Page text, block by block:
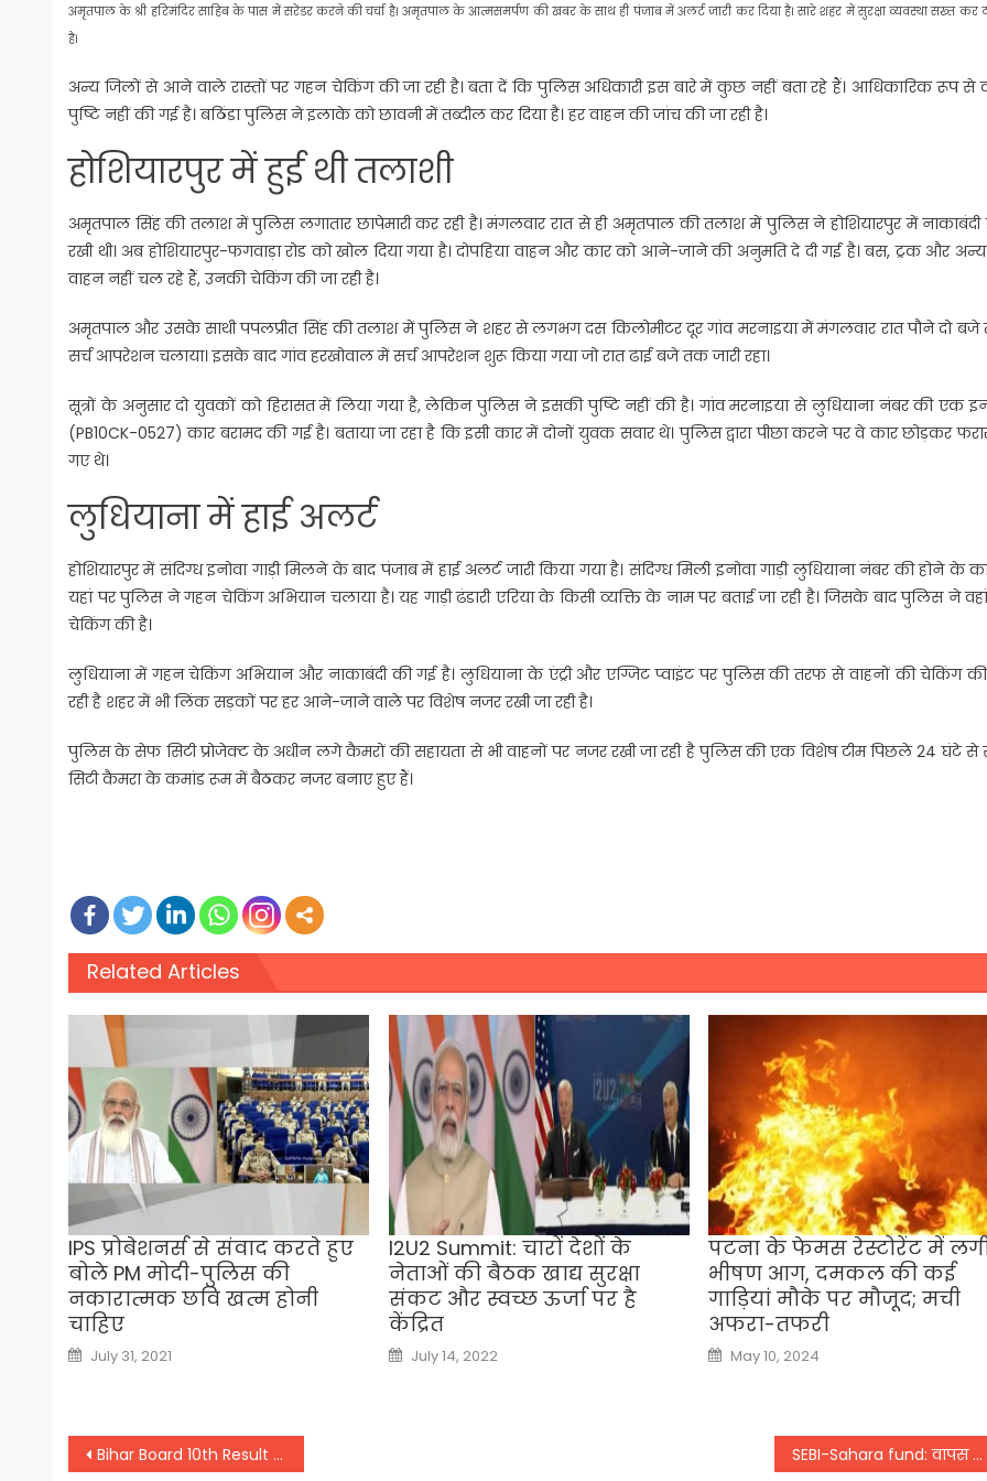
अमृतपाल के श्री हरिमंदिर साहिब के पास में सरेंडर करने की चर्चा है। अमृतपाल के आत्मसमर्पण की खबर के साथ ही पंजाब में अलर्ट जारी कर दिया है। सारे शहर में सुरक्षा व्यवस्था सख्त कर
है।
अन्य जिलों से आने वाले रास्तों पर गहन चेकिंग की जा रही है। बता दें कि पुलिस अधिकारी इस बारे में कुछ नहीं बता रहे हैं। आधिकारिक रूप से
पुष्टि नहीं की गई है। बठिंडा पुलिस ने इलाके को छावनी में तब्दील कर दिया है। हर वाहन की जांच की जा रही है।
होशियारपुर में हुई थी तलाशी
अमृतपाल सिंह की तलाश में पुलिस लगातार छापेमारी कर रही है। मंगलवार रात से ही अमृतपाल की तलाश में पुलिस ने होशियारपुर में
रखी थी। अब होशियारपुर-फगवाड़ा रोड को खोल दिया गया है। दोपहिया वाहन और कार को आने-जाने की अनुमति दे दी गई है। बस, ट्रक और
वाहन नहीं चल रहे हैं, उनकी चेकिंग की जा रही है।
अमृतपाल और उसके साथी पपलप्रीत सिंह की तलाश में पुलिस ने शहर से लगभग दस किलोमीटर दूर गांव मरनाइया में मंगलवार रात पौने दो
सर्च आपरेशन चलाया। इसके बाद गांव हरखोवाल में सर्च आपरेशन शुरू किया गया जो रात ढाई बजे तक जारी रहा।
सूत्रों के अनुसार दो युवकों को हिरासत में लिया गया है, लेकिन पुलिस ने इसकी पुष्टि नहीं की है। गांव मरनाइया से लुधियाना नंबर की एक
(PB10CK-0527) कार बरामद की गई है। बताया जा रहा है कि इसी कार में दोनों युवक सवार थे। पुलिस द्वारा पीछा करने पर वे कार छोड़कर
गए थे।
लुधियाना में हाई अलर्ट
होशियारपुर में संदिग्ध इनोवा गाड़ी मिलने के बाद पंजाब में हाई अलर्ट जारी किया गया है। संदिग्ध मिली इनोवा गाड़ी लुधियाना नंबर की होने के
यहां पर पुलिस ने गहन चेकिंग अभियान चलाया है। यह गाड़ी ढंडारी एरिया के किसी व्यक्ति के नाम पर बताई जा रही है। जिसके बाद पुलिस ने
चेकिंग की है।
लुधियाना में गहन चेकिंग अभियान और नाकाबंदी की गई है। लुधियाना के एंट्री और एग्जिट प्वाइंट पर पुलिस की तरफ से वाहनों की चेकिंग
रही है शहर में भी लिंक सड़कों पर हर आने-जाने वाले पर विशेष नजर रखी जा रही है।
पुलिस के सेफ सिटी प्रोजेक्ट के अधीन लगे कैमरों की सहायता से भी वाहनों पर नजर रखी जा रही है पुलिस की एक विशेष टीम पिछले 24 घंटे
सिटी कैमरा के कमांड रूम में बैठकर नजर बनाए हुए हैं।
Related Articles
IPS प्रोबेशनर्स से संवाद करते हुए
बोले PM मोदी-पुलिस की
नकारात्मक छवि खत्म होनी
चाहिए
Posted
on
July 31, 2021
I2U2 Summit: चारों देशों के
नेताओं की बैठक खाद्य सुरक्षा
संकट और स्वच्छ ऊर्जा पर है
केंद्रित
Posted
on
July 14, 2022
पटना के फेमस रेस्टोरेंट में
भीषण आग, दमकल की कई
गाड़ियां मौके पर मौजूद; मची
अफरा-तफरी
Posted
on
May 10, 2024
Post
Bihar Board 10th Result 2023: निकाल कर रख लें एडमिट कार्ड SEBI-Sahara fund: वापस मिलेंगे सहारा चिटफंड में फंसे पैसे, सुप्रीम कोर्ट ने रिलीज किए 5000 करोड़